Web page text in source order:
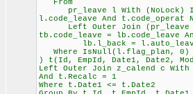
From
pr_leave l With (NoLock)
l.code_leave And
Left Outer Join (pr_leave lb
tb.code_leave = lb.code_leave
lb.l_back = l.auto_leave
Where IsNull(l.flag_plan, 0)
) t(Id, EmpId, Date1, Date2,
Left Outer Join z_calend c With
And t.Recalc = 1
Where t.Date1 <= t.Date2